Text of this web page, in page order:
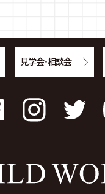
InstagramTwitter
見学会・相談会